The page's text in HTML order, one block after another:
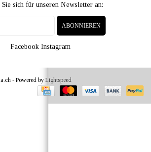
sich für unseren Newsletter an:
ABONNIEREN
Facebook Instagram
- Powered by Lightspeed